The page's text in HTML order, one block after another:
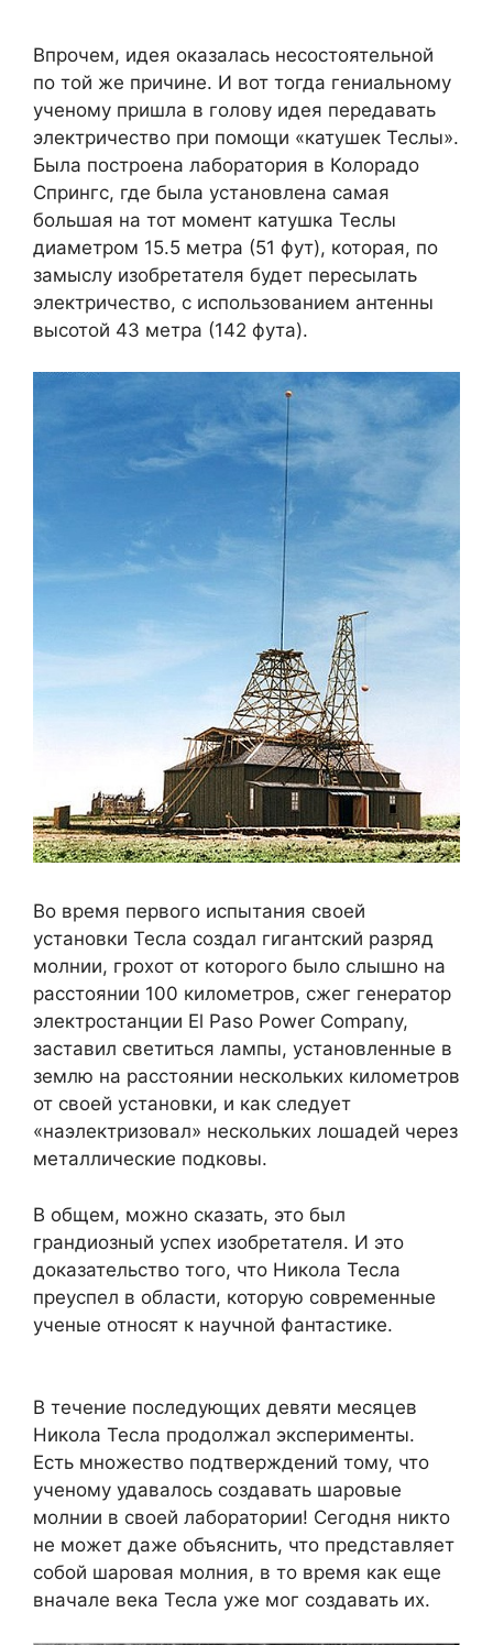
Впрочем, идея оказалась несостоятельной
по той же причине. И вот тогда гениальному
ученому пришла в голову идея передавать
электричество при помощи «катушек Теслы».
Была построена лаборатория в Колорадо
Спрингс, где была установлена самая
большая на тот момент катушка Теслы
диаметром 15.5 метра (51 фут), которая, по
замыслу изобретателя будет пересылать
электричество, с использованием антенны
высотой 43 метра (142 фута).
Во время первого испытания своей
установки Тесла создал гигантский разряд
молнии, грохот от которого было слышно на
расстоянии 100 километров, сжег генератор
электростанции El Paso Power Company,
заставил светиться лампы, установленные в
землю на расстоянии нескольких километров
от своей установки, и как следует
«наэлектризовал» нескольких лошадей через
металлические подковы.
В общем, можно сказать, это был
грандиозный успех изобретателя. И это
доказательство того, что Никола Тесла
преуспел в области, которую современные
ученые относят к научной фантастике.
В течение последующих девяти месяцев
Никола Тесла продолжал эксперименты.
Есть множество подтверждений тому, что
ученому удавалось создавать шаровые
молнии в своей лаборатории! Сегодня никто
не может даже объяснить, что представляет
собой шаровая молния, в то время как еще
вначале века Тесла уже мог создавать их.